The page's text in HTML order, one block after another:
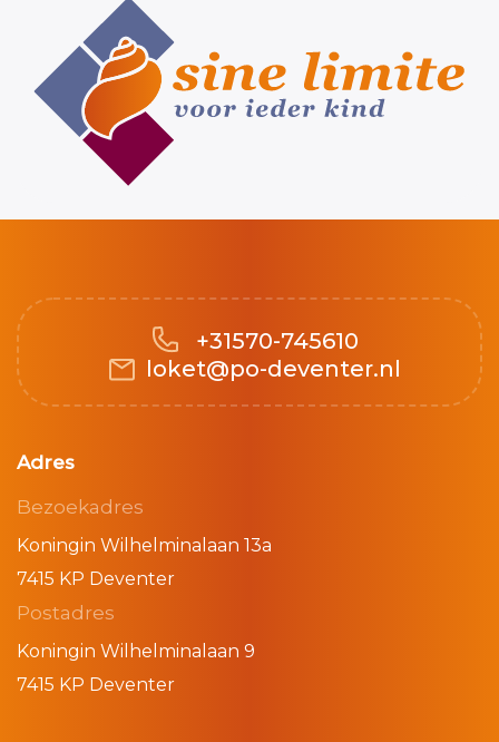
+31570-745610
loket@po-deventer.nl
Adres
Bezoekadres
Koningin Wilhelminalaan 13a
7415 KP Deventer
Postadres
Koningin Wilhelminalaan 9
7415 KP Deventer